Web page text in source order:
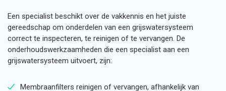
Een specialist beschikt over de vakkennis en het juiste
gereedschap om onderdelen van een grijswatersysteem
correct te inspecteren, te reinigen of te vervangen. De
onderhoudswerkzaamheden die een specialist aan een
grijswatersysteem uitvoert, zijn:
Membraanfilters reinigen of vervangen, afhankelijk van